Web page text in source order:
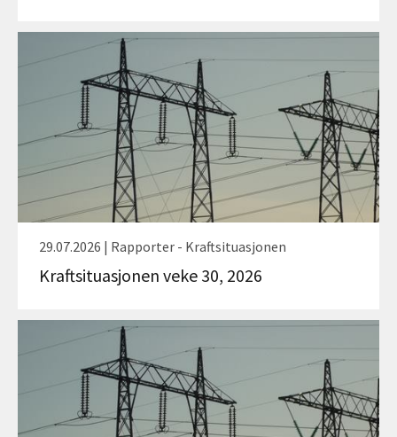
29.07.2026 | Rapporter - Kraftsituasjonen
Kraftsituasjonen veke 30, 2026